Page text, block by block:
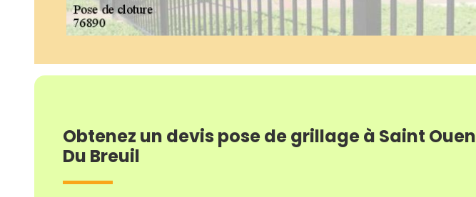
Obtenez un devis pose de grillage à Saint Ouen
Du Breuil